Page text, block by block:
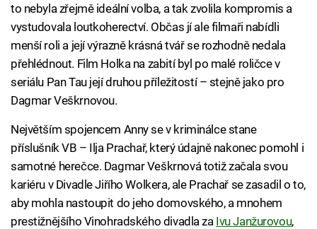
to nebyla zřejmě ideální volba, a tak zvolila kompromis a
vystudovala loutkoherectví. Občas jí ale filmaři nabídli
menší roli a její výrazně krásná tvář se rozhodně nedala
přehlédnout. Film Holka na zabití byl po malé roličce v
seriálu Pan Tau její druhou příležitostí – stejně jako pro
Dagmar Veškrnovou.
Největším spojencem Anny se v kriminálce stane
příslušník VB – Ilja Prachař, který údajně nakonec pomohl i
samotné herečce. Dagmar Veškrnová totiž začala svou
kariéru v Divadle Jiřího Wolkera, ale Prachař se zasadil o to,
aby mohla nastoupit do jeho domovského, a mnohem
prestižnějšího Vinohradského divadla za Ivu Janžurovou,